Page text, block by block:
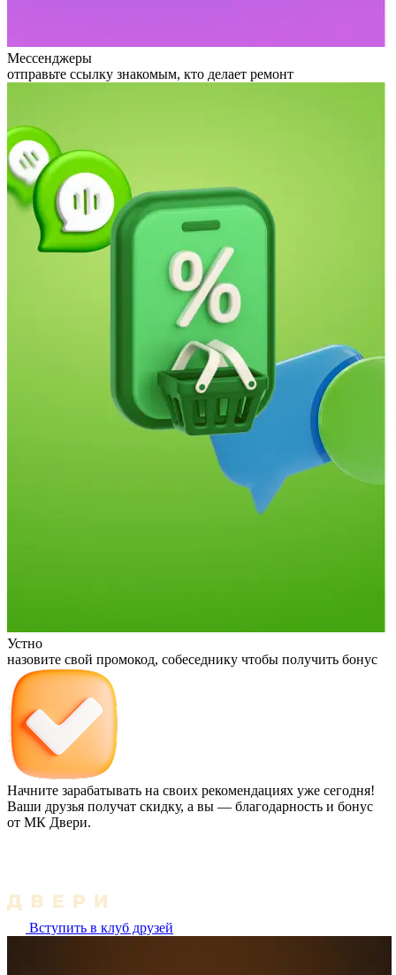
Мессенджеры
отправьте ссылку знакомым, кто делает ремонт
Устно
назовите свой промокод, собеседнику чтобы получить бонус
Начните зарабатывать на своих рекомендациях уже сегодня!
Ваши друзья получат скидку, а вы — благодарность и бонус
от МК Двери.
Вступить в клуб друзей